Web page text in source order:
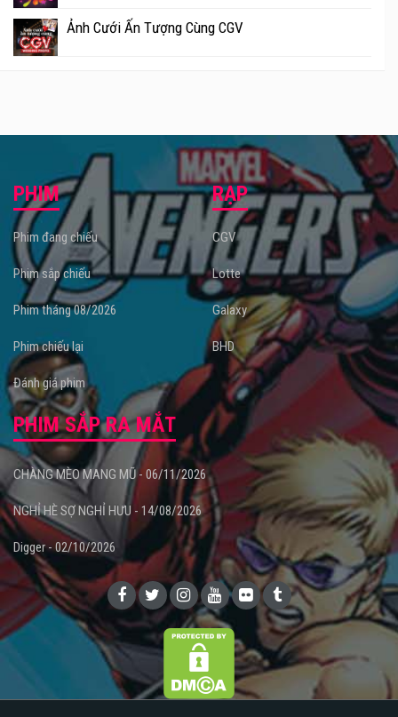
Ảnh Cưới Ấn Tượng Cùng CGV
PHIM
Phim đang chiếu
Phim sắp chiếu
Phim tháng 08/2026
Phim chiếu lại
Đánh giá phim
RẠP
CGV
Lotte
Galaxy
BHD
PHIM SẮP RA MẮT
CHÀNG MÈO MANG MŨ - 06/11/2026
NGHỈ HÈ SỢ NGHỈ HƯU - 14/08/2026
Digger - 02/10/2026